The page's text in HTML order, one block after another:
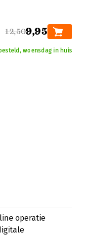
12,509,95
woensdag in huis
operatie